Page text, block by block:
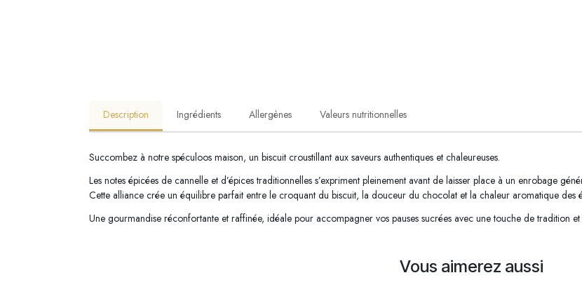
Description Ingrédients Allergènes Valeurs nutritionnelles
Succombez à notre spéculoos maison, un biscuit croustillant aux saveurs authentiques et chaleureuses.
Les notes épicées de cannelle et d’épices traditionnelles s’expriment pleinement avant de laisser place à un enrobage
Cette alliance crée un équilibre parfait entre le croquant du biscuit, la douceur du chocolat et la chaleur aromatique des
Une gourmandise réconfortante et raffinée, idéale pour accompagner vos pauses sucrées avec une touche de tradition et
Vous aimerez aussi